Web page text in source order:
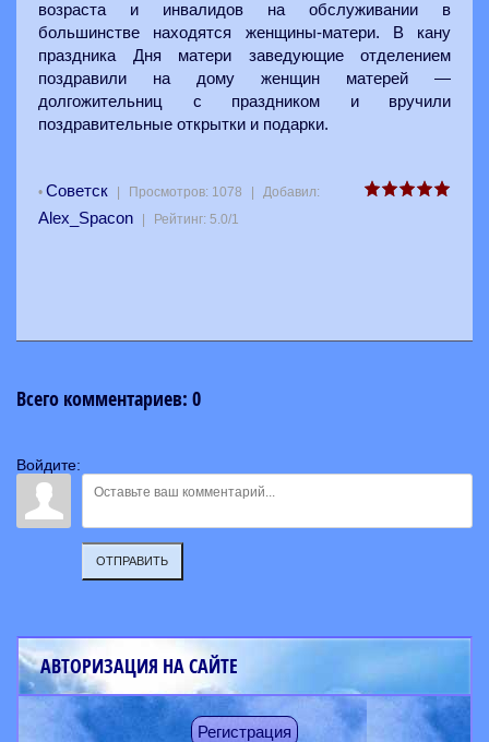
возраста и инвалидов на обслуживании в
большинстве находятся женщины-матери. В кану
праздника Дня матери заведующие отделением
поздравили на дому женщин матерей —
долгожительниц с праздником и вручили
поздравительные открытки и подарки.
• Советск Просмотров: 1078 Добавил:
Alex_Spacon Рейтинг: 5.0/1
Всего комментариев: 0
Войдите:
ОТПРАВИТЬ
АВТОРИЗАЦИЯ НА САЙТЕ
Регистрация